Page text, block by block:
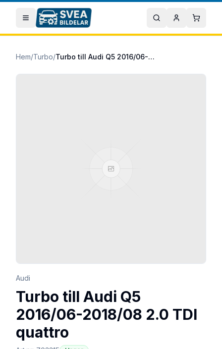
Hoppa till huvudinnehåll
Öppna meny Sök Mitt konto
Hem/Turbo/ Turbo till Audi Q5 2016/06-2018/08 2.0 TDI quattro
Audi
Turbo till Audi Q5
2016/06-2018/08 2.0 TDI
quattro